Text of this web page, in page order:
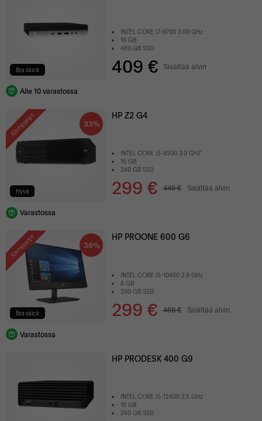
Bra skick
INTEL CORE I7-9700 3.00 GHz
16 GB
480 GB SSD
409 € Sisältää alvin
Alle 10 varastossa
Kampanja 33%
Hyvä
HP Z2 G4
INTEL CORE I5-8500 3.0 GHZ
16 GB
240 GB SSD
299 € 449 € Sisältää alvin
Varastossa
Kampanja 36%
Bra skick
HP PROONE 600 G6
INTEL CORE I5-10400 2.9 GHz
8 GB
240 GB SSD
299 € 469 € Sisältää alvin
Varastossa
HP PRODESK 400 G9
INTEL CORE I5-12400 2.5 GHz
16 GB
240 GB SSD